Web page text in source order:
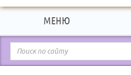
МЕНЮ